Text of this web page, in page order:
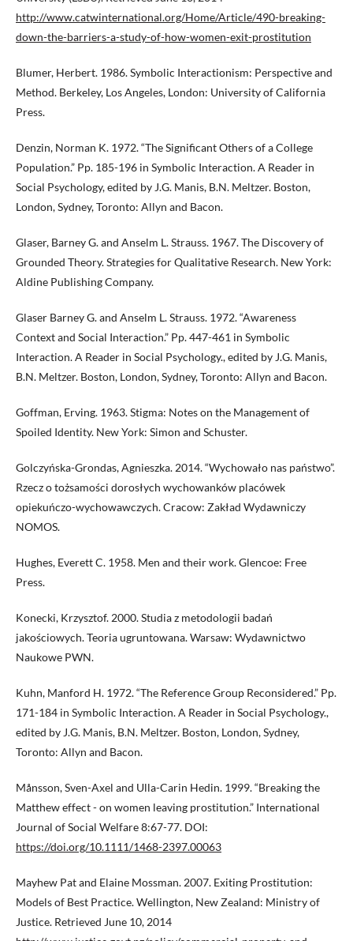
http://www.catwinternational.org/Home/Article/490-breaking-
down-the-barriers-a-study-of-how-women-exit-prostitution
Blumer, Herbert. 1986. Symbolic Interactionism: Perspective and
Method. Berkeley, Los Angeles, London: University of California
Press.
Denzin, Norman K. 1972. “The Significant Others of a College
Population.” Pp. 185-196 in Symbolic Interaction. A Reader in
Social Psychology, edited by J.G. Manis, B.N. Meltzer. Boston,
London, Sydney, Toronto: Allyn and Bacon.
Glaser, Barney G. and Anselm L. Strauss. 1967. The Discovery of
Grounded Theory. Strategies for Qualitative Research. New York:
Aldine Publishing Company.
Glaser Barney G. and Anselm L. Strauss. 1972. “Awareness
Context and Social Interaction.” Pp. 447-461 in Symbolic
Interaction. A Reader in Social Psychology., edited by J.G. Manis,
B.N. Meltzer. Boston, London, Sydney, Toronto: Allyn and Bacon.
Goffman, Erving. 1963. Stigma: Notes on the Management of
Spoiled Identity. New York: Simon and Schuster.
Golczyńska-Grondas, Agnieszka. 2014. “Wychowało nas państwo”.
Rzecz o tożsamości dorosłych wychowanków placówek
opiekuńczo-wychowawczych. Cracow: Zakład Wydawniczy
NOMOS.
Hughes, Everett C. 1958. Men and their work. Glencoe: Free
Press.
Konecki, Krzysztof. 2000. Studia z metodologii badań
jakościowych. Teoria ugruntowana. Warsaw: Wydawnictwo
Naukowe PWN.
Kuhn, Manford H. 1972. “The Reference Group Reconsidered.” Pp.
171-184 in Symbolic Interaction. A Reader in Social Psychology.,
edited by J.G. Manis, B.N. Meltzer. Boston, London, Sydney,
Toronto: Allyn and Bacon.
Månsson, Sven-Axel and Ulla-Carin Hedin. 1999. “Breaking the
Matthew effect - on women leaving prostitution.” International
Journal of Social Welfare 8:67-77. DOI:
https://doi.org/10.1111/1468-2397.00063
Mayhew Pat and Elaine Mossman. 2007. Exiting Prostitution:
Models of Best Practice. Wellington, New Zealand: Ministry of
Justice. Retrieved June 10, 2014